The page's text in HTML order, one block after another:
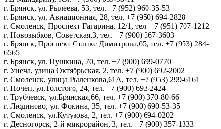
г. Брянск, ул. Рылеева, 53, тел. +7 (952) 960-35-53
г. Брянск, ул. Авиационная, 28, тел. +7 (950) 694-2828
г. Смоленск, Проспект Гагарина, 12/1, тел. +7 (951) 707-1212
г. Новозыбков, Советская,3, тел. +7 (900) 367-3603
г. Брянск, Проспект Станке Димитрова,65, тел. +7 (953) 284-
6565
г. Брянск, ул. Пушкина, 70, тел. +7 (900) 699-0770
г. Унеча, улица Октябрьская, 2, тел. +7 (900) 692-2002
г. Смоленск, улица Рыленкова,61А, тел. +7 (953) 299-6161
г. Почеп, ул.Толстого, 24, тел. +7 (900) 693-2424
г. Трубчевск, ул.Брянская,66, тел. +7 (900) 370-80-66
г. Людиново, ул. Фокина, 35, тел. +7 (900) 690-53-35
г. Смоленск, ул.Кутузова, 2, тел. +7 (900) 694-0202
г. Десногорск, 2-й микрорайон, 3, тел. +7 (900) 357-1333